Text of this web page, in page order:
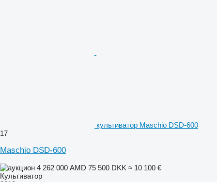
культиватор Maschio DSD-600
17
Maschio DSD-600
4 262 000 AMD 75 500 DKK ≈ 10 100 €
Культиватор